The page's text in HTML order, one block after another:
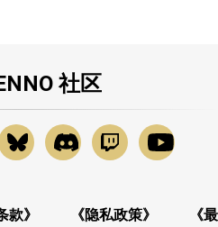
社区
款》 《隐私政策》
《最